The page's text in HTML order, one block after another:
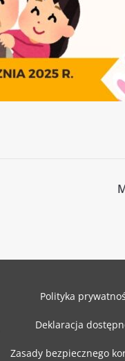
Polityka
Deklaracja
Zasady bezpiecznego